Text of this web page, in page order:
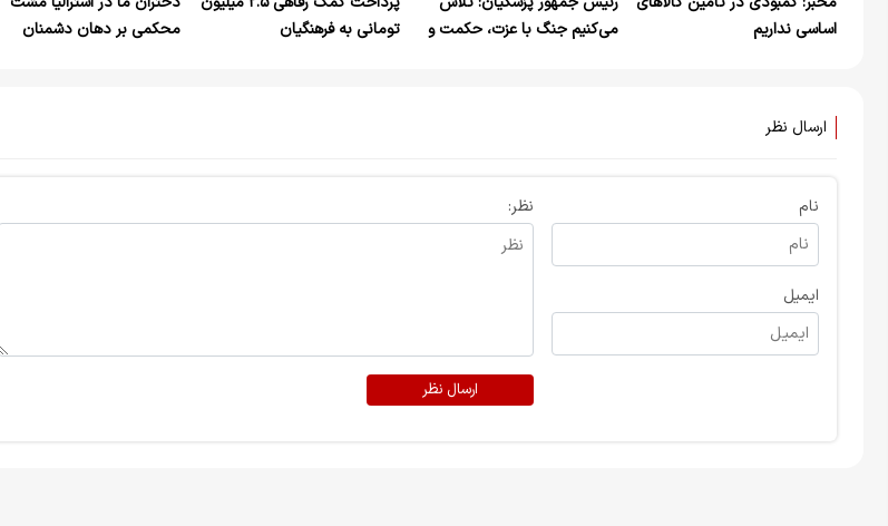
اساسی نداریم
می‌کنیم جنگ با عزت، حکمت و
تومانی به فرهنگیان
محکمی بر دهان دشمنان
ارسال نظر
نام
ایمیل
نظر:
ارسال نظر